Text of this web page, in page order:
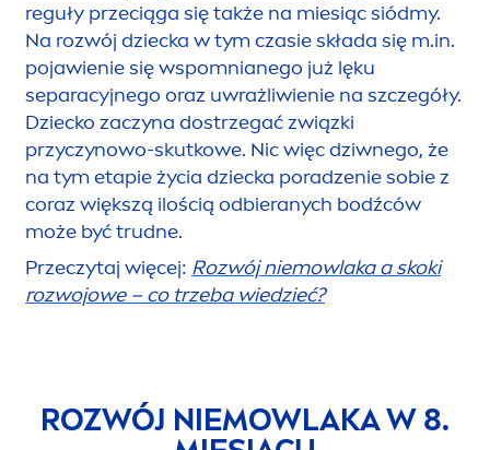
reguły przeciąga się także na miesiąc siódmy.
Na rozwój dziecka w tym czasie składa się m.in.
pojawienie się wspomnianego już lęku
separacyjnego oraz uwrażliwienie na szczegóły.
Dziecko zaczyna dostrzegać związki
przyczynowo-skutkowe. Nic więc dziwnego, że
na tym etapie życia dziecka poradzenie sobie z
coraz większą ilością odbieranych bodźców
może być trudne.
Przeczytaj więcej: Rozwój niemowlaka a skoki
rozwojowe – co trzeba wiedzieć?
ROZWÓJ NIEMOWLAKA W 8.